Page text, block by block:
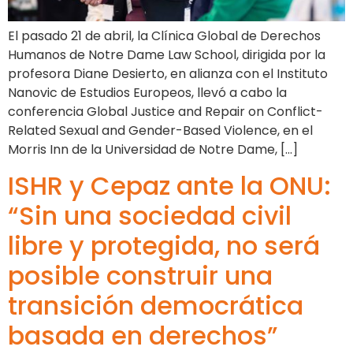
El pasado 21 de abril, la Clínica Global de Derechos
Humanos de Notre Dame Law School, dirigida por la
profesora Diane Desierto, en alianza con el Instituto
Nanovic de Estudios Europeos, llevó a cabo la
conferencia Global Justice and Repair on Conflict-
Related Sexual and Gender-Based Violence, en el
Morris Inn de la Universidad de Notre Dame, […]
ISHR y Cepaz ante la ONU:
“Sin una sociedad civil
libre y protegida, no será
posible construir una
transición democrática
basada en derechos”